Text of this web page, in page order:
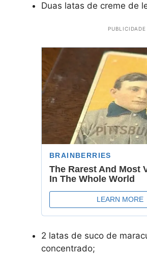
Duas latas de creme de
PUBLICIDADE
2 latas de suco de
concentrado;